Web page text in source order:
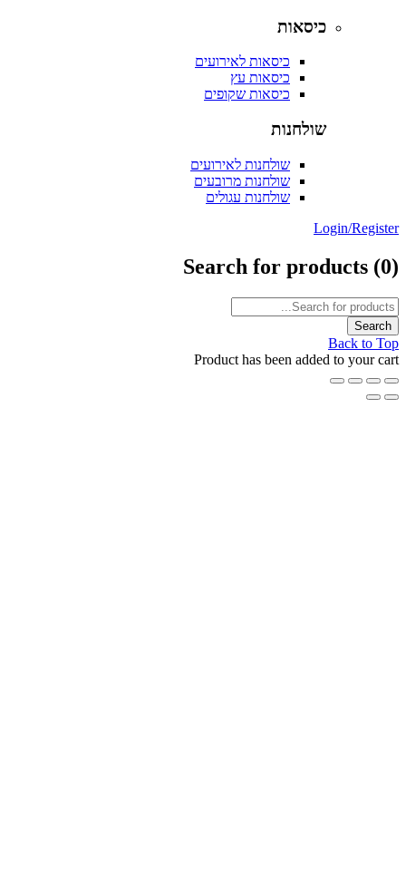
כיסאות
כיסאות לאירועים
כיסאות עץ
כיסאות שקופים
שולחנות
שולחנות לאירועים
שולחנות מרובעים
שולחנות עגולים
Login/
Search for
Back
Product has been added to